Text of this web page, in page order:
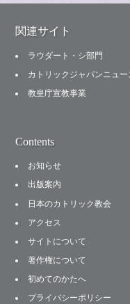
関連サイト
ラウダート・シ部門
カトリックジャパンニュー
教皇庁宣教事業
Contents
お知らせ
出版案内
日本のカトリック教会
アクセス
サイトについて
著作権について
初めてのかたへ
プライバシーポリシー